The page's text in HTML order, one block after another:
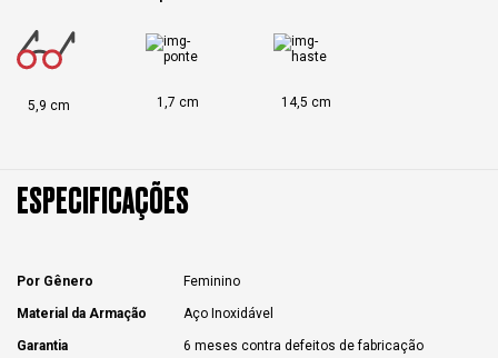
5,9 cm 1,7 cm 14,5 cm
ESPECIFICAÇÕES
Por Gênero Feminino
Material da Armação Aço Inoxidável
Garantia 6 meses contra defeitos de fabricação